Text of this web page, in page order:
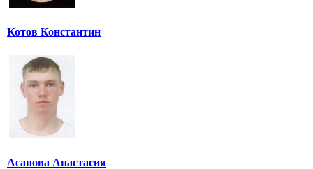
Котов Константин
Асанова Анастасия